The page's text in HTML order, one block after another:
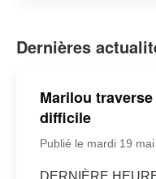
Dernières
Marilou
difficile
Publié le mardi 19